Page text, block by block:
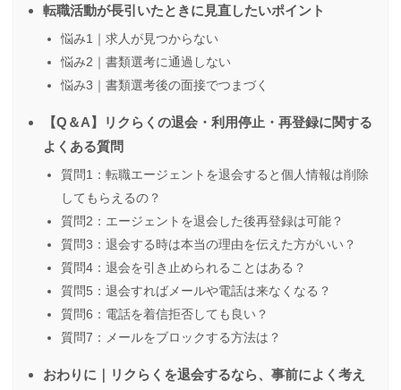
転職活動が長引いたときに見直したいポイント
悩み1｜求人が見つからない
悩み2｜書類選考に通過しない
悩み3｜書類選考後の面接でつまづく
【Q＆A】リクらくの退会・利用停止・再登録に関する
よくある質問
質問1：転職エージェントを退会すると個人情報は削除
してもらえるの？
質問2：エージェントを退会した後再登録は可能？
質問3：退会する時は本当の理由を伝えた方がいい？
質問4：退会を引き止められることはある？
質問5：退会すればメールや電話は来なくなる？
質問6：電話を着信拒否しても良い？
質問7：メールをブロックする方法は？
おわりに｜リクらくを退会するなら、事前によく考え